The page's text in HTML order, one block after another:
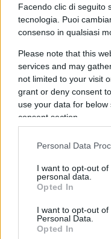
Facendo clic di seguito
tecnologia. Puoi
consenso in qualsiasi
Please note that this
services and may
not limited to your visit
grant or deny consent
use your data for
consent section.
Personal Data
I want to opt-out
personal data.
Opted In
I want to opt-out
Personal Data.
Opted In
della Grecia. Gli
fuori la Grecia, lo
poteva chiederlo
2 anni fa
Chi era il
Schäuble è stato
tedeschi dell’era
capogruppo
Bundestag tedesco.
Eletto per la